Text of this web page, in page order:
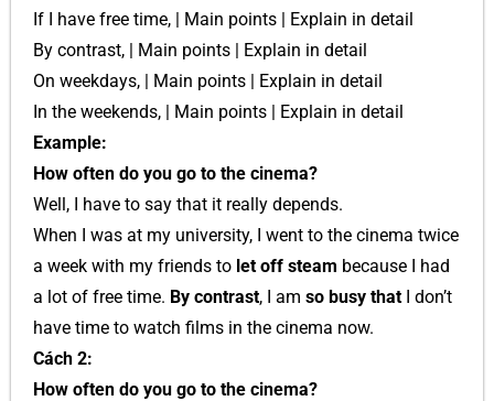
If I have free time, | Main points | Explain in detail
By contrast, | Main points | Explain in detail
On weekdays, | Main points | Explain in detail
In the weekends, | Main points | Explain in detail
Example:
How often do you go to the cinema?
Well, I have to say that it really depends.
When I was at my university, I went to the cinema twice
a week with my friends to let off steam because I had
a lot of free time. By contrast, I am so busy that I don’t
have time to watch films in the cinema now.
Cách 2:
How often do you go to the cinema?